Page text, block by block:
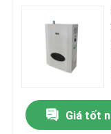
Giá tốt